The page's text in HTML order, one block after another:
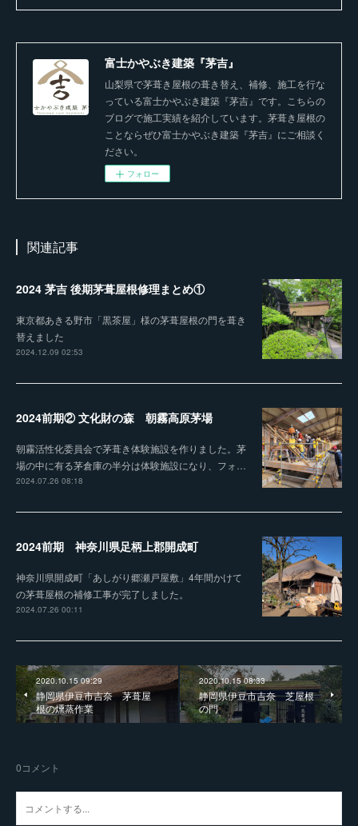
富士かやぶき建築『茅吉』
山梨県で茅葺き屋根の葺き替え、補修、施工を行な
っている富士かやぶき建築『茅吉』です。こちらの
ブログで施工実績を紹介しています。茅葺き屋根の
ことならぜひ富士かやぶき建築『茅吉』にご相談く
ださい。
フォロー
関連記事
2024 茅吉 後期茅葺屋根修理まとめ①
東京都あきる野市「黒茶屋」様の茅葺屋根の門を葺き
替えました
2024.12.09 02:53
2024前期② 文化財の森 朝霧高原茅場
朝霧活性化委員会で茅葺き体験施設を作りました。茅
場の中に有る茅倉庫の半分は体験施設になり、フォ…
2024.07.26 08:18
2024前期 神奈川県足柄上郡開成町
神奈川県開成町「あしがり郷瀬戸屋敷」4年間かけて
の茅葺屋根の補修工事が完了しました。
2024.07.26 00:11
2020.10.15 09:29
静岡県伊豆市吉奈 茅葺屋
根の燻蒸作業
2020.10.15 08:33
静岡県伊豆市吉奈 芝屋根
の門
0コメント